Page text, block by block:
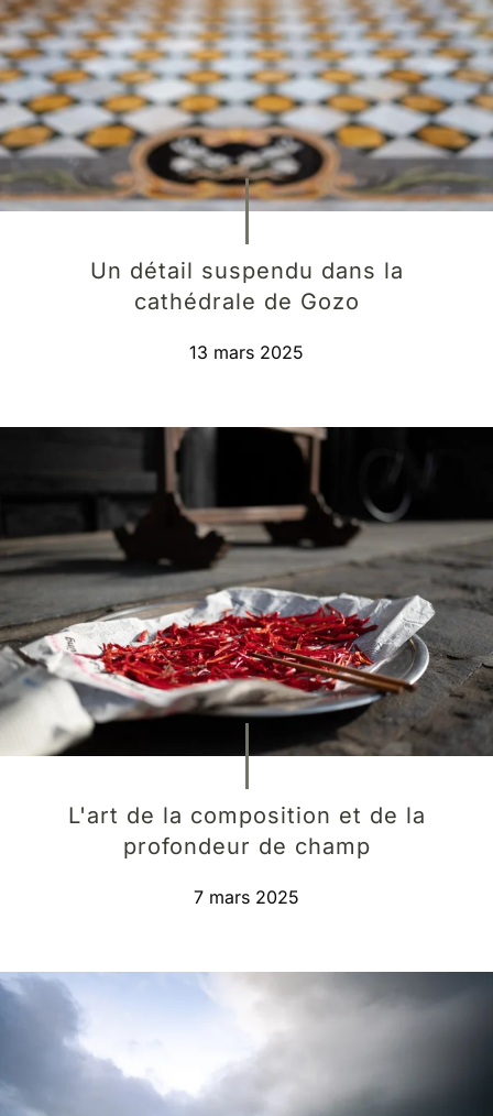
Un détail suspendu dans la
cathédrale de Gozo
13 mars 2025
L'art de la composition et de la
profondeur de champ
7 mars 2025